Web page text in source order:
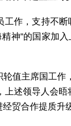
作，支持不
神”的国家加
值主席国工
述领导人会
贸合作提质